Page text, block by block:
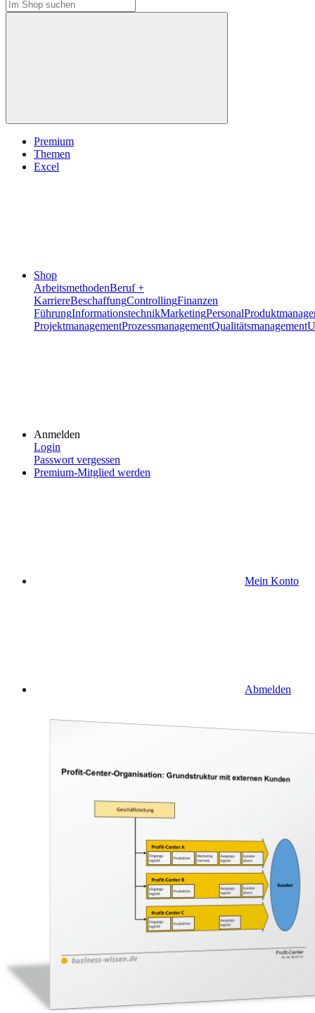
Premium
Themen
Excel
Shop
ArbeitsmethodenBeruf +
KarriereBeschaffungControllingFinanzen
FührungInformationstechnikMarketingPersonal
ProjektmanagementProzessmanagementQualitätsmanagement
Anmelden
Login
Passwort vergessen
Premium-Mitglied werden
Mein Konto
Abmelden